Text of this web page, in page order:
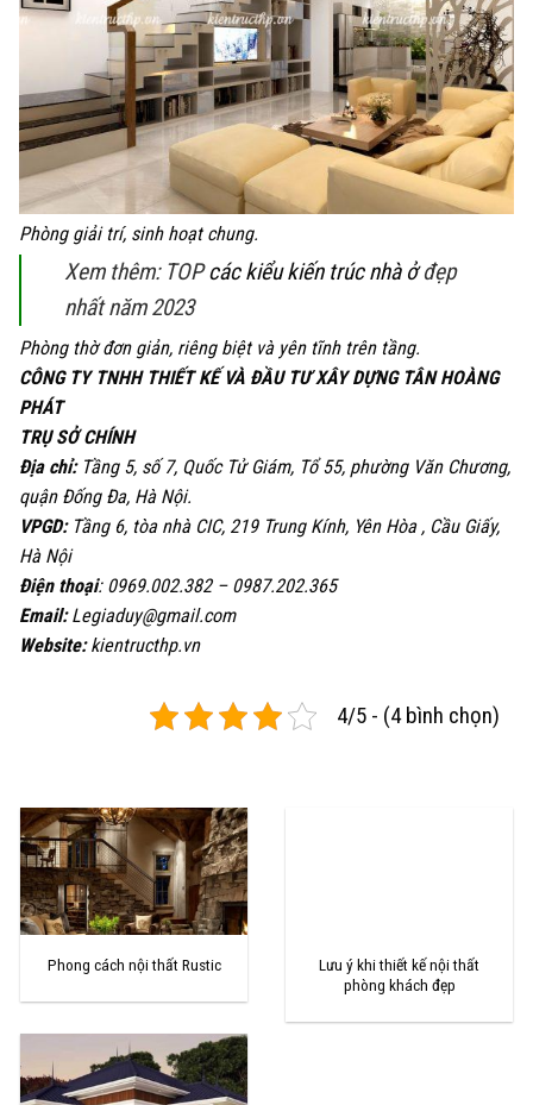
Phòng giải trí, sinh hoạt chung.
Xem thêm: TOPcác kiểu kiến trúc nhà ởđẹp
nhất năm 2023
Phòng thờ đơn giản, riêng biệt và yên tĩnh trên tầng.
CÔNG TY TNHH THIẾT KẾ VÀ ĐẦU TƯ XÂY DỰNG TÂN HOÀNG
PHÁT
TRỤ SỞ CHÍNH
Địa chỉ:Tầng 5, số 7, Quốc Tử Giám, Tổ 55, phường Văn Chương,
quận Đống Đa, Hà Nội.
VPGD:Tầng 6, tòa nhà CIC, 219 Trung Kính, Yên Hòa , Cầu Giấy,
Hà Nội
Điện thoại: 0969.002.382 – 0987.202.365
Email: Legiaduy@gmail.com
Website: kientructhp.vn
4/5 - (4 bình chọn)
Phong cách nội thất Rustic
Lưu ý khi thiết kế nội thất
phòng khách đẹp